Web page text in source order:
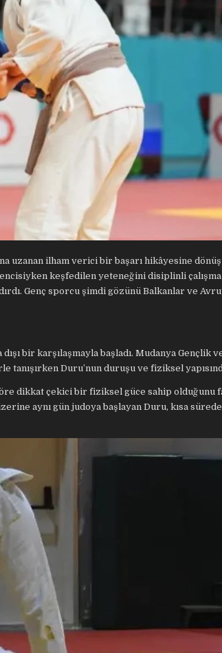
ilham verici bir başarı hikâyesine
keşfedilen yeteneğini disiplinli
Genç sporcu şimdi gözünü Balkanlar ve
bir karşılaşmayla başladı. Mudanya Gençlik
Duru’nun duruşu ve fiziksel
dikkat çekici bir fiziksel güce sahip olduğunu
aynı gün judoya başlayan Duru, kısa